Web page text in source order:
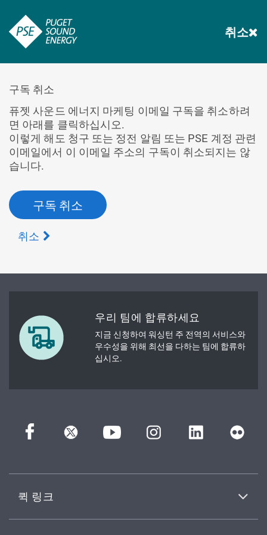
취소
구독 취소
퓨젯 사운드 에너지 마케팅 이메일 구독을 취소하려
면 아래를 클릭하십시오.
이렇게 해도 청구 또는 정전 알림 또는 PSE 계정 관련
이메일에서 이 이메일 주소의 구독이 취소되지는 않
습니다.
구독 취소
취소
우리 팀에 합류하세요
지금 신청하여 워싱턴 주 전역의 서비스와
우수성을 위해 최선을 다하는 팀에 합류하
십시오.
퀵 링크